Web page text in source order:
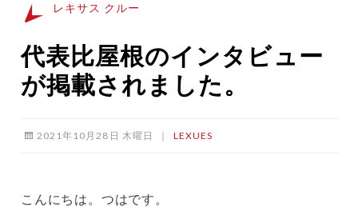
レキサス クルー
代表比屋根のインタビュー
が掲載されました。
2021年10月28日 木曜日 ｜LEXUES
こんにちは。つはです。